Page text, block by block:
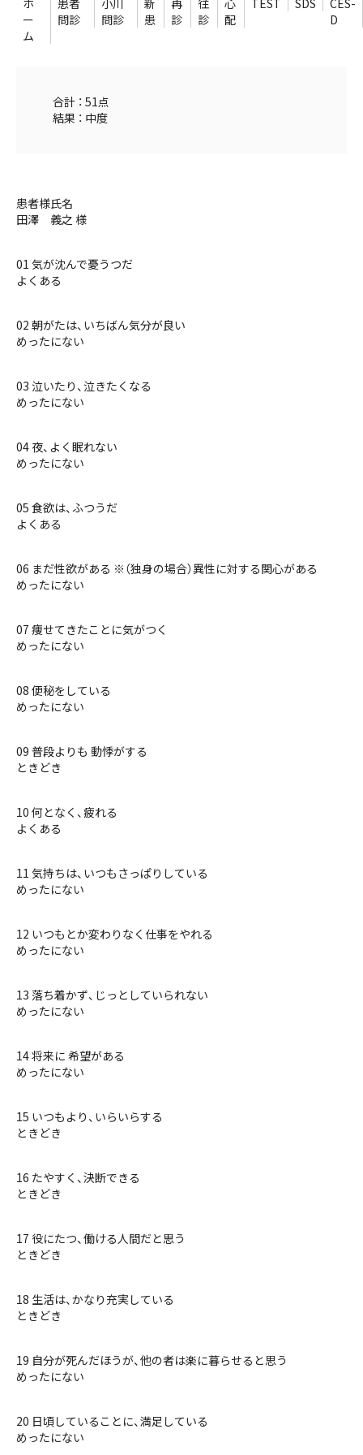
ー
ム
問診
問診
患
診
診
配
D
合計 ： 51点
結果 ： 中度
患者様氏名
田澤 義之 様
01 気が沈んで憂うつだ
よくある
02 朝がたは、いちばん気分が良い
めったにない
03 泣いたり、泣きたくなる
めったにない
04 夜、よく眠れない
めったにない
05 食欲は、ふつうだ
よくある
06 まだ性欲がある ※（独身の場合）異性に対する関心がある
めったにない
07 痩せてきたことに気がつく
めったにない
08 便秘をしている
めったにない
09 普段よりも 動悸がする
ときどき
10 何となく、疲れる
よくある
11 気持ちは、いつもさっぱりしている
めったにない
12 いつもとか変わりなく仕事をやれる
めったにない
13 落ち着かず、じっとしていられない
めったにない
14 将来に 希望がある
めったにない
15 いつもより、いらいらする
ときどき
16 たやすく、決断できる
ときどき
17 役にたつ、働ける人間だと思う
ときどき
18 生活は、かなり充実している
ときどき
19 自分が死んだほうが、他の者は楽に暮らせると思う
めったにない
20 日頃していることに、満足している
めったにない